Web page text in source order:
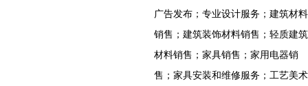
广告发布；专业设计服务；建筑材料
销售；建筑装饰材料销售；轻质建筑
材料销售；家具销售；家用电器销
售；家具安装和维修服务；工艺美术